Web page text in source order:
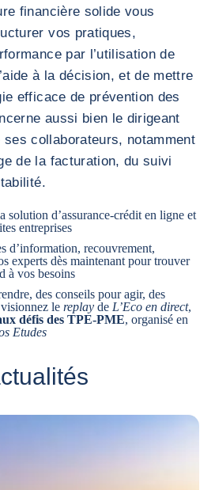
financière solide vous
vos pratiques,
par l’utilisation de
à la décision, et de mettre
efficace de prévention des
aussi bien le dirigeant
ses collaborateurs, notamment
de la facturation, du suivi
solution d’assurance-crédit en ligne et
entreprises
d’information, recouvrement,
experts dès maintenant pour trouver
à vos besoins
des conseils pour agir, des
le replay de L’Eco en direct,
défis des TPE-PME, organisé en
Etudes